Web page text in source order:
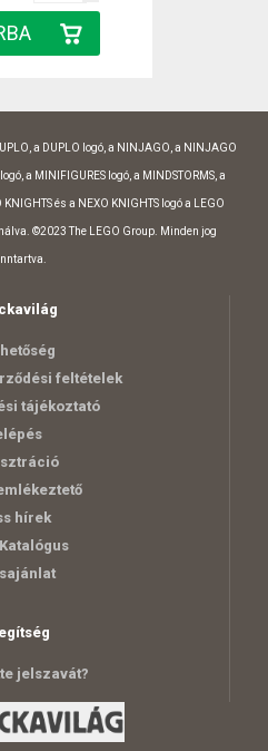
a DUPLO logó, a NINJAGO, a NINJAGO
a MINIFIGURES logó, a MINDSTORMS, a
KNIGHTS és a NEXO KNIGHTS logó a LEGO
©2023 The LEGO Group. Minden jog
feltételek
tájékoztató
hírek
jelszavát?